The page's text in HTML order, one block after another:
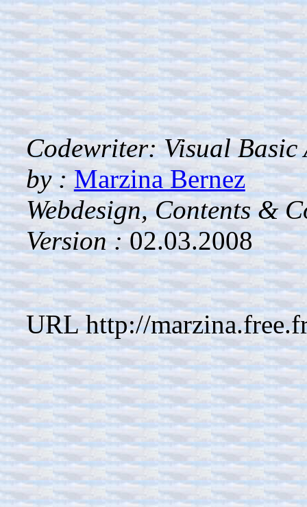
Codewriter: Visual
by :Marzina Bernez
Webdesign, Contents &
Version :02.03.2008
URL http://